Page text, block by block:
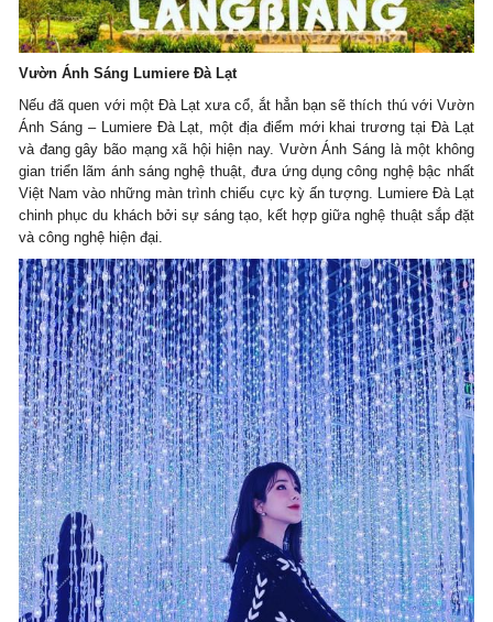
Vườn Ánh Sáng Lumiere Đà Lạt
Nếu đã quen với một Đà Lạt xưa cổ, ắt hẳn bạn sẽ thích thú với Vườn
Ánh Sáng – Lumiere Đà Lạt, một địa điểm mới khai trương tại Đà Lạt
và đang gây bão mạng xã hội hiện nay. Vườn Ánh Sáng là một không
gian triển lãm ánh sáng nghệ thuật, đưa ứng dụng công nghệ bậc nhất
Việt Nam vào những màn trình chiếu cực kỳ ấn tượng. Lumiere Đà Lạt
chinh phục du khách bởi sự sáng tạo, kết hợp giữa nghệ thuật sắp đặt
và công nghệ hiện đại.